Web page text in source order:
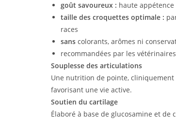
goût savoureux : haute
taille des croquettes optimale :
races
sans colorants, arômes ni
recommandées par les vétérinaires
Souplesse des articulations
Une nutrition de pointe,
favorisant une vie active.
Soutien du cartilage
Élaboré à base de glucosamine et